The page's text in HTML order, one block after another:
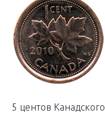
5 центов